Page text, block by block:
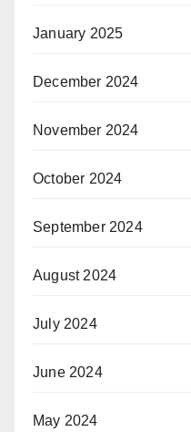
January 2025
December 2024
November 2024
October 2024
September 2024
August 2024
July 2024
June 2024
May 2024